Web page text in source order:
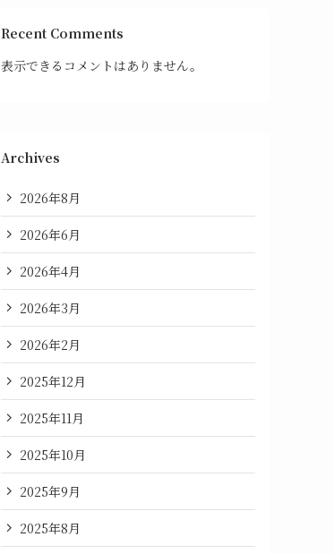
Recent Comments
表示できるコメントはありません。
Archives
2026年8月
2026年6月
2026年4月
2026年3月
2026年2月
2025年12月
2025年11月
2025年10月
2025年9月
2025年8月